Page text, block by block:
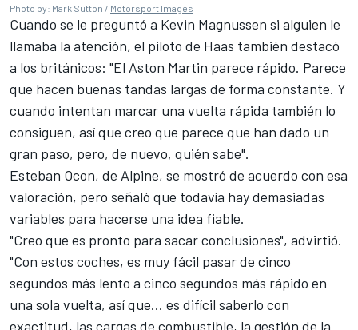
Photo by: Mark Sutton / Motorsport Images
Cuando se le preguntó a Kevin Magnussen si alguien le
llamaba la atención, el piloto de Haas también destacó
a los británicos: "El Aston Martin parece rápido. Parece
que hacen buenas tandas largas de forma constante. Y
cuando intentan marcar una vuelta rápida también lo
consiguen, así que creo que parece que han dado un
gran paso, pero, de nuevo, quién sabe".
Esteban Ocon, de Alpine, se mostró de acuerdo con esa
valoración, pero señaló que todavía hay demasiadas
variables para hacerse una idea fiable.
"Creo que es pronto para sacar conclusiones", advirtió.
"Con estos coches, es muy fácil pasar de cinco
segundos más lento a cinco segundos más rápido en
una sola vuelta, así que... es difícil saberlo con
exactitud, las cargas de combustible, la gestión de la